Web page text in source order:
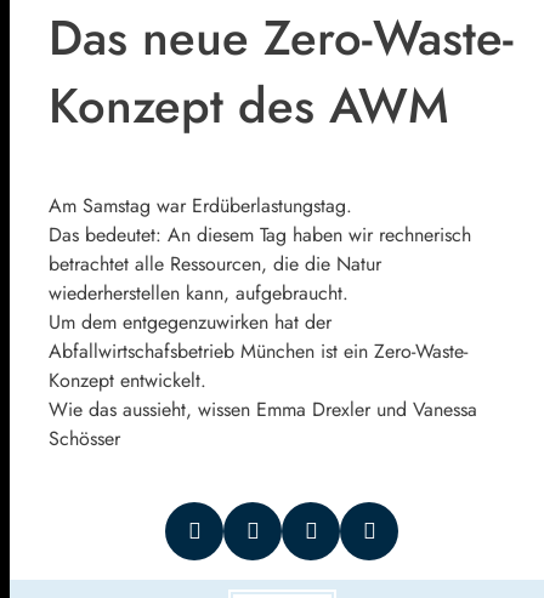
Das neue Zero-Waste-
Konzept des AWM
Am Samstag war Erdüberlastungstag.
Das bedeutet: An diesem Tag haben wir rechnerisch
betrachtet alle Ressourcen, die die Natur
wiederherstellen kann, aufgebraucht.
Um dem entgegenzuwirken hat der
Abfallwirtschafsbetrieb München ist ein Zero-Waste-
Konzept entwickelt.
Wie das aussieht, wissen Emma Drexler und Vanessa
Schösser